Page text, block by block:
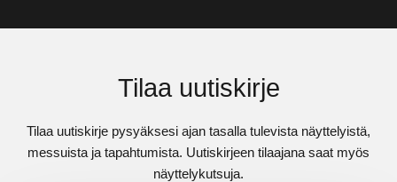
Tilaa uutiskirje
Tilaa uutiskirje pysyäksesi ajan tasalla tulevista näyttelyistä,
messuista ja tapahtumista. Uutiskirjeen tilaajana saat myös
näyttelykutsuja.